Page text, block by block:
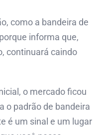
como a bandeira de
informa que,
continuará caindo
o mercado ficou
o padrão de bandeira
é um sinal e um lugar